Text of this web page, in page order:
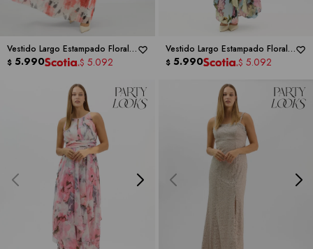
Vestido Largo Estampado Floral
Con Escote -RM RICHARDS
$ 5.990 $ 5.092
Vestido Largo Estampado Floral
Con Cuello -RM RICHARDS
$ 5.990 $ 5.092